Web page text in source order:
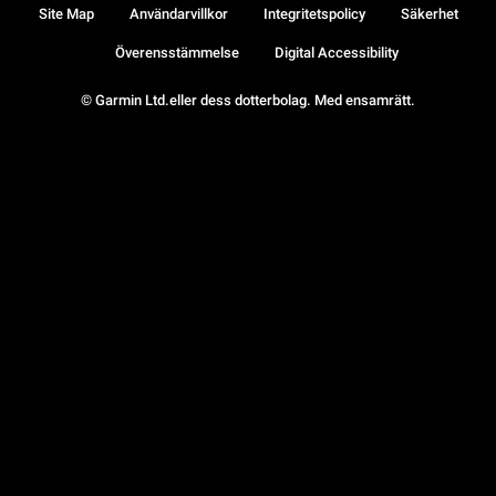
© Garmin Ltd.eller dess dotterbolag. Med ensamrätt.
Site Map Användarvillkor Integritetspolicy Säkerhet
Överensstämmelse Digital Accessibility